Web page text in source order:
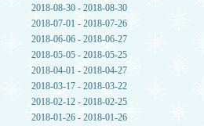
2018-08-30 - 2018-08-30
2018-07-01 - 2018-07-26
2018-06-06 - 2018-06-27
2018-05-05 - 2018-05-25
2018-04-01 - 2018-04-27
2018-03-17 - 2018-03-22
2018-02-12 - 2018-02-25
2018-01-26 - 2018-01-26